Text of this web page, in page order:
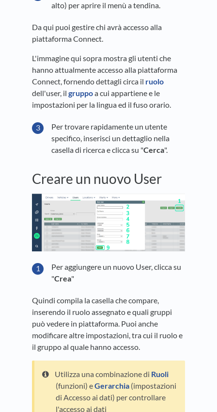
alto) per aprire il menù a tendina.
Da qui puoi gestire chi avrà accesso alla
piattaforma Connect.
L'immagine qui sopra mostra gli utenti che
hanno attualmente accesso alla piattaforma
Connect, fornendo dettagli circa il ruolo
dell'user, il gruppoa cui appartiene e le
impostazioni per la lingua ed il fuso orario.
Per trovare rapidamente un utente
specifico, inserisci un dettaglio nella
casella di ricerca e clicca su "Cerca".
Creare un nuovo User
Per aggiungere un nuovo User, clicca su
"Crea"
Quindi compila la casella che compare,
inserendo il ruolo assegnato e quali gruppi
può vedere in piattaforma. Puoi anche
modificare altre impostazioni, tra cui il ruolo e
il gruppo al quale hanno accesso.
Utilizza una combinazione di Ruoli
(funzioni) eGerarchia (impostazioni
di Accesso ai dati) per controllare
l'accesso ai dati